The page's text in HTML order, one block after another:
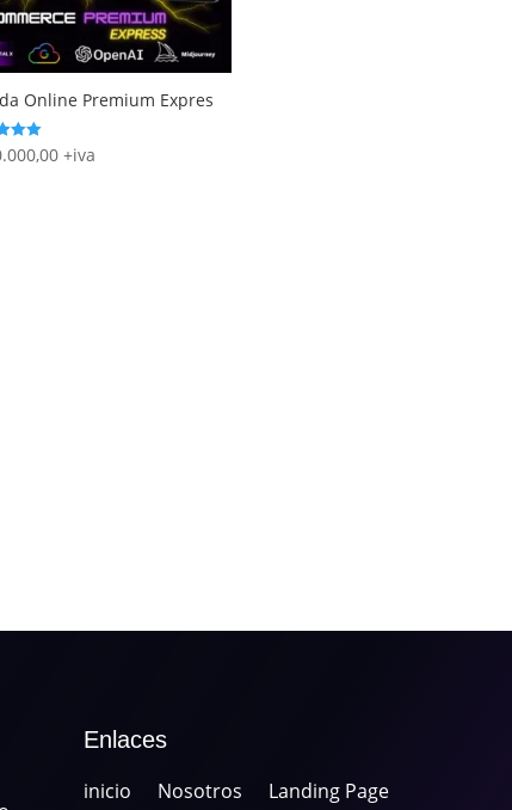
Online Premium Expres
+iva
Enlaces
inicio
Nosotros Landing Page